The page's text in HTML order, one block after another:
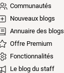
Communautés
Nouveaux blogs
Annuaire des blogs
Offre Premium
Fonctionnalités
Le blog du staff